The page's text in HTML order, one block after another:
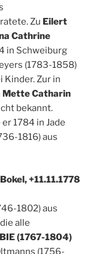
Zu Eilert
Cathrine
in Schweiburg
(1783-1858)
Kinder. Zur in
Mette Catharin
bekannt.
1784 in Jade
1816) aus
+11.11.1778
1802) aus
alle
(1767-1804)
(1756-